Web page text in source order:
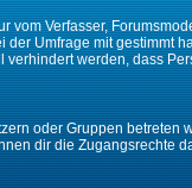
vom Verfasser,
Umfrage mit gestimmt
werden, dass
oder Gruppen
dir die Zugangsrechte